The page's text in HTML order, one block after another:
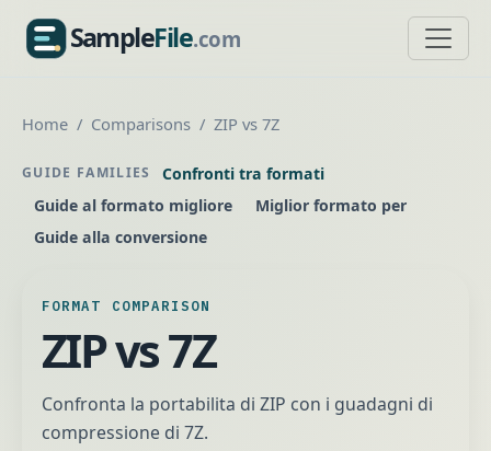
SampleFile.com
SampleFile.com
Home Comparisons ZIP vs 7Z
GUIDE FAMILIES
Confronti tra formati
Guide al formato migliore
Miglior formato per
Guide alla conversione
FORMAT COMPARISON
ZIP vs 7Z
Confronta la portabilita di ZIP con i guadagni di
compressione di 7Z.